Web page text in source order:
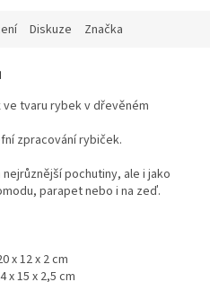
Diskuze Značka
ve tvaru rybek v dřevěném
zpracování rybiček.
nejrůznější pochutiny, ale i jako
parapet nebo i na zeď.
x 12 x 2 cm
x 2,5 cm